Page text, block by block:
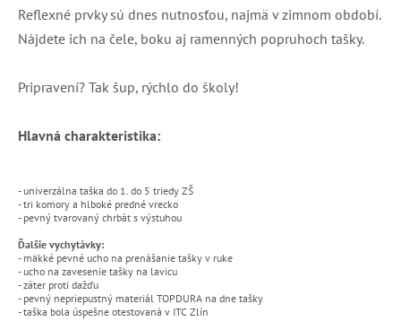
Reflexné prvky sú dnes nutnosťou, najmä v zimnom období.
Nájdete ich na čele, boku aj ramenných popruhoch tašky.
Pripravení? Tak šup, rýchlo do školy!
Hlavná charakteristika:
- univerzálna taška do 1. do 5 triedy ZŠ
- tri komory a hlboké predné vrecko
- pevný tvarovaný chrbát s výstuhou
Ďalšie vychytávky:
- mäkké pevné ucho na prenášanie tašky v ruke
- ucho na zavesenie tašky na lavicu
- záter proti dažďu
- pevný nepriepustný materiál TOPDURA na dne tašky
- taška bola úspešne otestovaná v ITC Zlín